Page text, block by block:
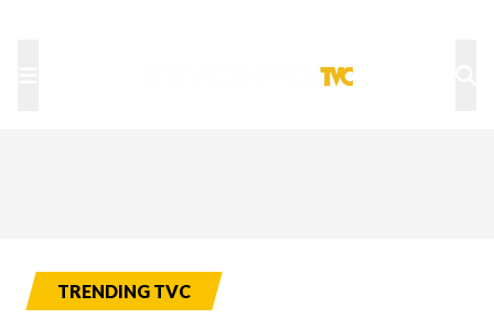
TRENDING TVC